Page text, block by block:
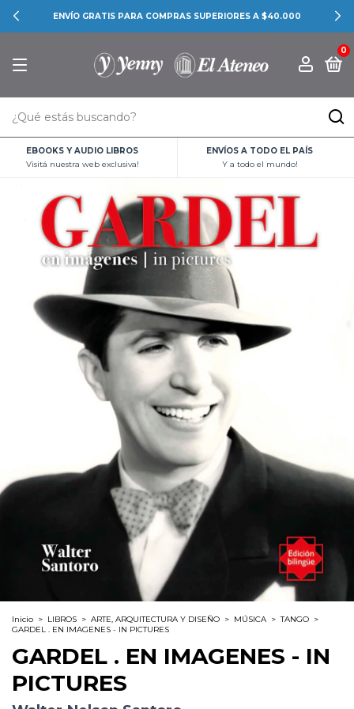
ENVÍO GRATIS PARA COMPRAS SUPERIORES A $40.000
0
EBOOKS Y AUDIO LIBROS
Visitá nuestra web exclusiva!
ENVÍOS A TODO EL PAÍS
Y a todo el mundo!
Inicio > LIBROS > ARTE, ARQUITECTURA Y DISEÑO > MÚSICA > TANGO >
GARDEL . EN IMAGENES - IN PICTURES
GARDEL . EN IMAGENES - IN
PICTURES